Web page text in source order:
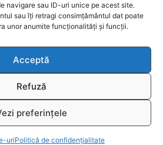
navigare sau ID-uri unice pe acest site.
sau îți retragi consimțământul dat poate
unor anumite funcționalități și funcții.
Acceptă
Refuză
preferințele
uriPolitică de confidențialitate
market.ro- remedii, cadouri și
Feng Shui